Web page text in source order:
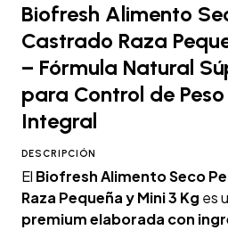
Biofresh Alimento
Castrado Raza
– Fórmula Natural
para Control de
Integral
DESCRIPCIÓN
El Biofresh Alimento Seco
Raza Pequeña y Mini 3 Kg es
premium elaborada con